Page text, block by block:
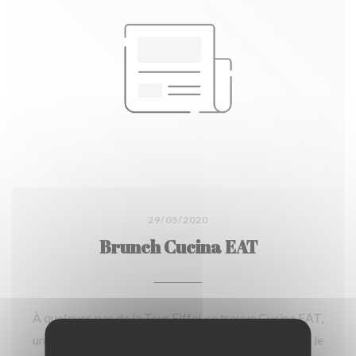
healthy" et le "all day brunch". Le propriétaire nous
conseille de partager le fameux “avocado toast” en
entrée avec son oeuf poché bio et ses belles tranches
fondantes de saumon fumé de la Maison Nordique. Le
dégustons le bestseller du restaurant, le fameux
rouget à la provençale à la chair tendre et velours,
légumes croquants et colorés. C'est un coup de coeur !
gourmande et créative de riz noir, gambas et mangue
29/05/2020
Brunch Cucina EAT
À quelques pas de la Tour Eiffel, se trouve Cucina EAT,
un lieu atypique sur l'avenue de la Bourdonnais, dans le